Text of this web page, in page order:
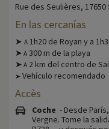
Rue des Seulières,
En las cercanías
➤ A 1h20 de Royan y a
➤ A 300 m de la playa
➤ A 2 km del centro de
➤ Vehículo recomendado
Accès
Coche - Desde
Vergne. Tome la